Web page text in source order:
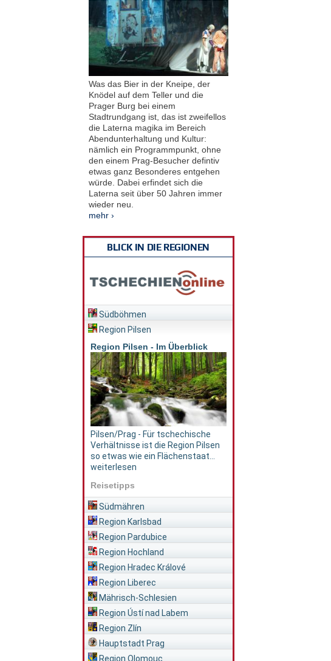
Was das Bier in der Kneipe, der
Knödel auf dem Teller und die
Prager Burg bei einem
Stadtrundgang ist, das ist zweifellos
die Laterna magika im Bereich
Abendunterhaltung und Kultur:
nämlich ein Programmpunkt, ohne
den einem Prag-Besucher defintiv
etwas ganz Besonderes entgehen
würde. Dabei erfindet sich die
Laterna seit über 50 Jahren immer
wieder neu.
mehr ›
BLICK IN DIE REGIONEN
Südböhmen
Region Pilsen
Region Pilsen - Im Überblick
Pilsen/Prag - Für tschechische
Verhältnisse ist die Region Pilsen
so etwas wie ein Flächenstaat...
weiterlesen
Reisetipps
Südmähren
Region Karlsbad
Region Pardubice
Region Hochland
Region Hradec Králové
Region Liberec
Mährisch-Schlesien
Region Ústí nad Labem
Region Zlín
Hauptstadt Prag
Region Olomouc